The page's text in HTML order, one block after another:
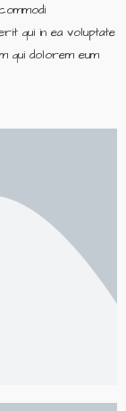
qui in ea voluptate
qui dolorem eum